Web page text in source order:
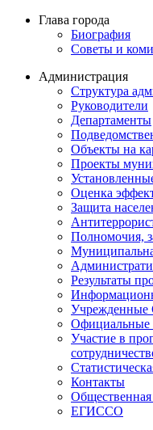
Глава города
Биография
Советы и
Администрация
Структура
Руководители
Департаменты
Объекты на
Проекты
Оценка
Защита
Полномочия,
Результаты
Официальные
Участие в
Контакты
ЕГИССО